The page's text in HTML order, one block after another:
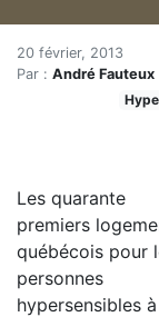
Accueil
Articles
Maisons
40
40
20 février, 2013
Par : André Fauteux
Les quarante
premiers
québécois pour
personnes
hypersensibles à